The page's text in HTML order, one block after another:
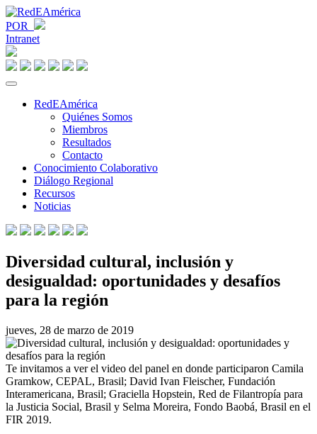
POR
Intranet
RedEAmérica
Quiénes Somos
Miembros
Resultados
Contacto
Conocimiento Colaborativo
Diálogo Regional
Recursos
Noticias
Diversidad cultural, inclusión y
desigualdad: oportunidades y desafíos
para la región
jueves, 28 de marzo de 2019
Te invitamos a ver el video del panel en donde participaron Camila
Gramkow, CEPAL, Brasil; David Ivan Fleischer, Fundación
Interamericana, Brasil; Graciella Hopstein, Red de Filantropía para
la Justicia Social, Brasil y Selma Moreira, Fondo Baobá, Brasil en el
FIR 2019.